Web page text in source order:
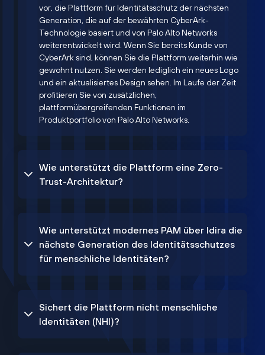
vor, die Plattform für Identitätsschutz der nächsten
Generation, die auf der bewährten CyberArk-
Technologie basiert und von Palo Alto Networks
weiterentwickelt wird. Wenn Sie bereits Kunde von
CyberArk sind, können Sie die Plattform weiterhin wie
gewohnt nutzen. Sie werden lediglich ein neues Logo
und ein aktualisiertes Design sehen. Im Laufe der Zeit
profitieren Sie von zusätzlichen,
plattformübergreifenden Funktionen im
Produktportfolio von Palo Alto Networks.
Wie unterstützt die Plattform eine Zero-
Trust-Architektur?
Wie unterstützt modernes PAM über Idira die
nächste Generation des Identitätsschutzes
für menschliche Identitäten?
Sichert die Plattform nicht menschliche
Identitäten (NHI)?